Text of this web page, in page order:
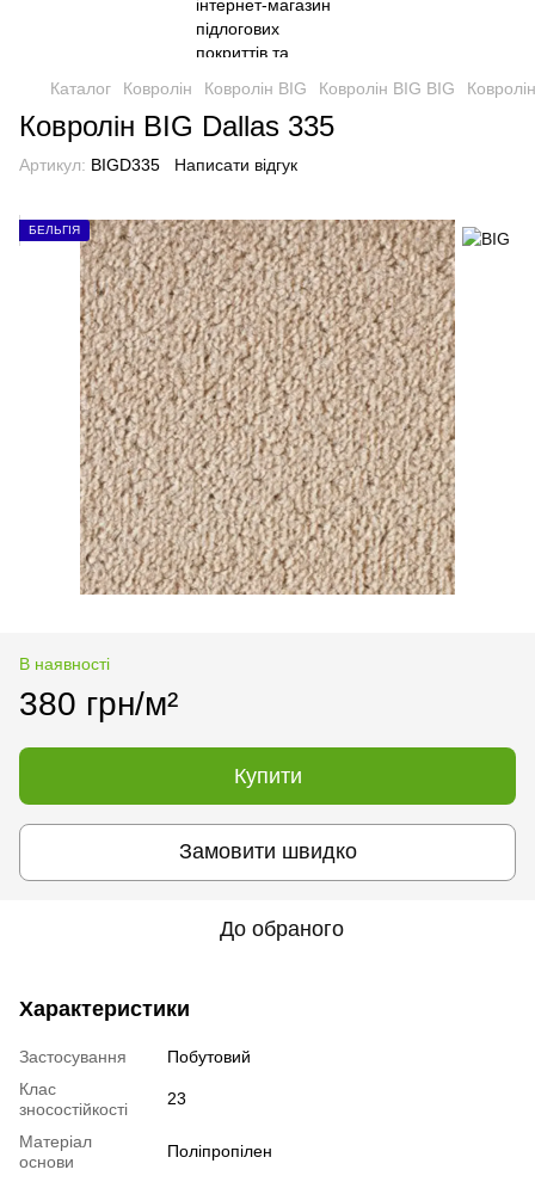
Каталог Ковролін Ковролін BIG Ковролін BIG BIG
Ковролін BIG Dallas 335
Артикул: BIGD335 Написати відгук
БЕЛЬГІЯ
В наявності
380 грн/м²
Купити
Замовити швидко
До обраного
Характеристики
Застосування
Побутовий
Клас
зносостійкості
23
Матеріал
основи
Поліпропілен